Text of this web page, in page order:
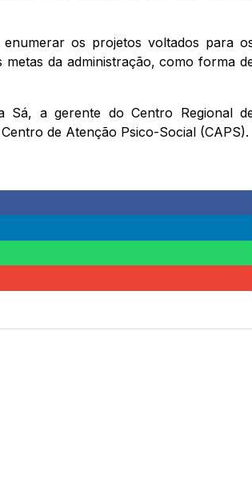
os projetos voltados para
metas da administração, como forma
Sá, a gerente do Centro Regional
de Atenção Psico-Social (CAPS).